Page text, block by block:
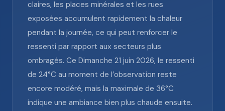
claires, les places minérales et les rues
exposées accumulent rapidement la chaleur
pendant la journée, ce qui peut renforcer le
ressenti par rapport aux secteurs plus
ombragés. Ce Dimanche 21 juin 2026, le ressenti
de 24°C au moment de l’observation reste
encore modéré, mais la maximale de 36°C
indique une ambiance bien plus chaude ensuite.